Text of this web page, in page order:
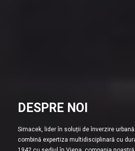
DESPRE NOI
Simacek, lider în soluții de înverzire
combină expertiza multidisciplinară cu